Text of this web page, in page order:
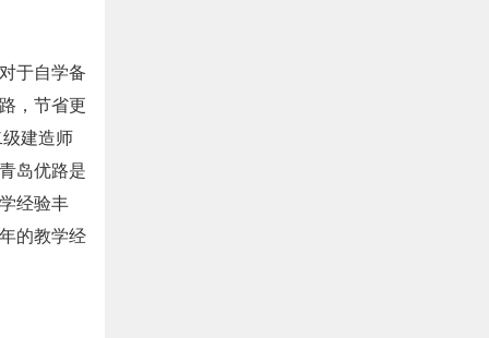
于自学备
，节省更
建造师
岛优路是
经验丰
的教学经